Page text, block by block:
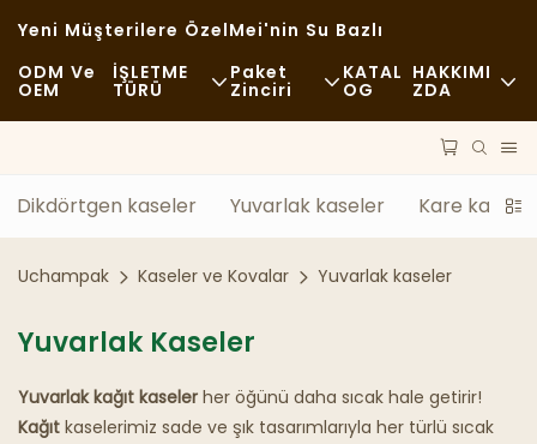
Yeni Müşterilere ÖzelMei'nin Su Bazlı
ODM Ve
OEM
İŞLETME
TÜRÜ
Gündelik
Yiyecek Kamyonları
Paket
Zinciri
Toplu Taşıma
KATAL
OG
HAKKIMI
ZDA
Haberler
Sürdürülebilirlik
Dikdörtgen kaseler Yuvarlak kaseler Kare kaseler
Uchampak Kaseler ve Kovalar Yuvarlak kaseler
Yuvarlak Kaseler
Yuvarlak kağıt kaseler her öğünü daha sıcak hale getirir!
Kağıt kaselerimiz sade ve şık tasarımlarıyla her türlü sıcak